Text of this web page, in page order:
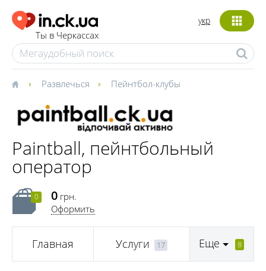
Ты в Черкассах
укр
Развлечься Пейнтбол-клубы
Paintball, пейнтбольный
оператор
0 0 грн.
Оформить
Главная Услуги 17 Еще 8